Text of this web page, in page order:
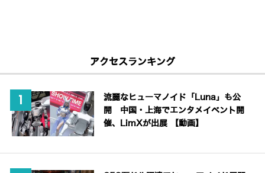
アクセスランキング
流麗なヒューマノイド「Luna」も公
開 中国・上海でエンタメイベント開
催、LimXが出展 【動画】